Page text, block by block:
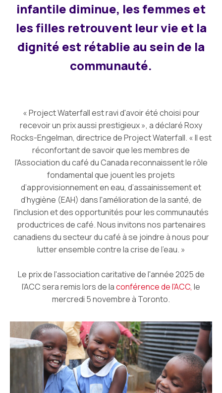
infantile diminue, les femmes et
les filles retrouvent leur vie et la
dignité est rétablie au sein de la
communauté.
« Project Waterfall est ravi d'avoir été choisi pour
recevoir un prix aussi prestigieux », a déclaré Roxy
Rocks-Engelman, directrice de Project Waterfall. « Il est
réconfortant de savoir que les membres de
l'Association du café du Canada reconnaissent le rôle
fondamental que jouent les projets
d’approvisionnement en eau, d’assainissement et
d’hygiène (EAH) dans l'amélioration de la santé, de
l'inclusion et des opportunités pour les communautés
productrices de café. Nous invitons nos partenaires
canadiens du secteur du café à se joindre à nous pour
lutter ensemble contre la crise de l'eau. »
Le prix de l'association caritative de l'année 2025 de
l'ACC sera remis lors de laconférence de l'ACC, le
mercredi 5 novembre à Toronto.